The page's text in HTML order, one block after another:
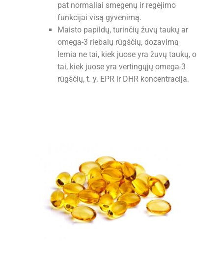
pat normaliai smegenų ir regėjimo
funkcijai visą gyvenimą.
Maisto papildų, turinčių žuvų taukų ar
omega-3 riebalų rūgščių, dozavimą
lemia ne tai, kiek juose yra žuvų taukų, o
tai, kiek juose yra vertingųjų omega-3
rūgščių, t. y. EPR ir DHR koncentracija.